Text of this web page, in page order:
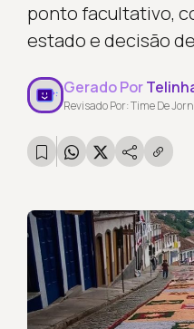
ponto facultativo,
estado e decisão
Gerado Por
Revisado Por: Time De